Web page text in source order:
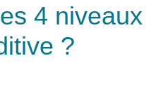
4 niveaux
?